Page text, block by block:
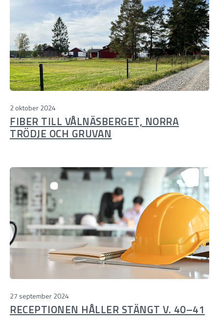
2 oktober 2024
FIBER TILL VÅLNÄSBERGET, NORRA
TRÖDJE OCH GRUVAN
27 september 2024
RECEPTIONEN HÅLLER STÄNGT V. 40–41